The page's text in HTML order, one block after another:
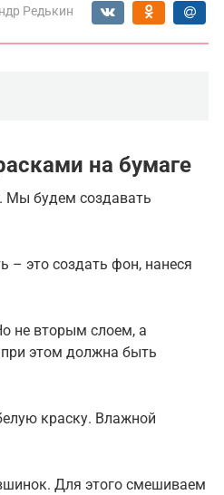
Редькин
на бумаге
Мы будем создавать
– это создать фон, нанеся
не вторым слоем, а
этом должна быть
краску. Влажной
Для этого смешиваем